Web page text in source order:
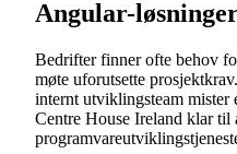
Angular-
Bedrifter finner ofte behov
møte uforutsette
internt utviklingsteam
Centre House Ireland klar til